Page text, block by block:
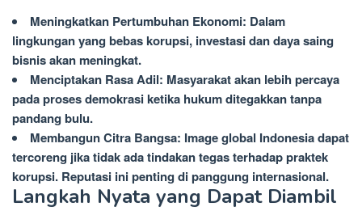
Meningkatkan Pertumbuhan Ekonomi: Dalam
lingkungan yang bebas korupsi, investasi dan daya saing
bisnis akan meningkat.
Menciptakan Rasa Adil: Masyarakat akan lebih percaya
pada proses demokrasi ketika hukum ditegakkan tanpa
pandang bulu.
Membangun Citra Bangsa: Image global Indonesia dapat
tercoreng jika tidak ada tindakan tegas terhadap praktek
korupsi. Reputasi ini penting di panggung internasional.
Langkah Nyata yang Dapat Diambil